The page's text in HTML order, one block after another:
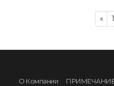
« 1
О Компании